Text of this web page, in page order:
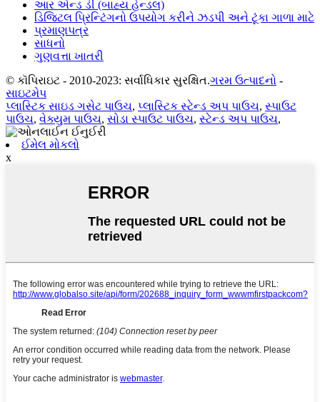
આર એન્ડ ડી (બાહ્ય હેન્ડલ)
ડિજિટલ પ્રિન્ટિંગનો ઉપયોગ કરીને ઝડપી અને ટૂંકા ગાળા માટે
પ્રમાણપત્ર
સાધનો
ગુણવત્તા ખાતરી
© કૉપિરાઇટ - 2010-2023: સર્વાધિકાર સુરક્ષિત.ગરમ ઉત્પાદનો -
સાઇટમેપ
પ્લાસ્ટિક સાઇડ ગસેટ પાઉચ, પ્લાસ્ટિક સ્ટેન્ડ અપ પાઉચ, સ્પાઉટ
પાઉચ, વેક્યુમ પાઉચ, સોડા સ્પાઉટ પાઉચ, સ્ટેન્ડ અપ પાઉચ,
ઈમેલ મોકલો
x